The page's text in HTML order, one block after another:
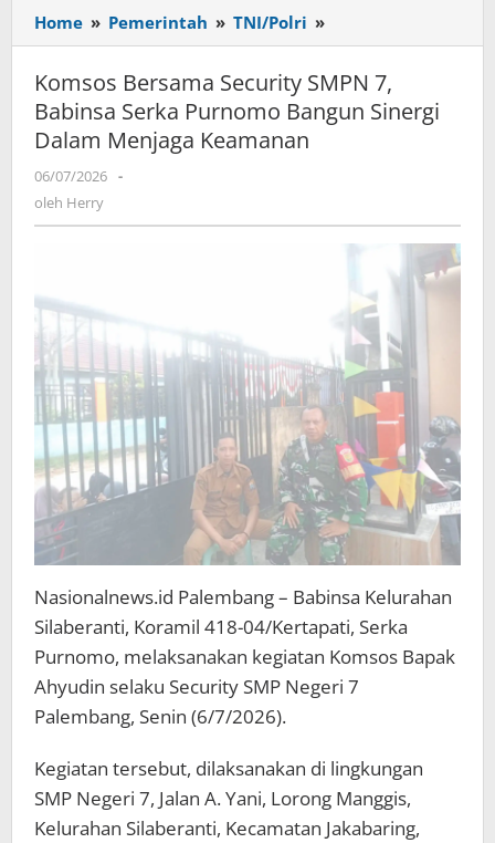
Home » Pemerintah » TNI/Polri »
Bersama
Security
SMPN
7,
Sinergi
Menjaga
Keamanan
Komsos Bersama Security SMPN 7,
Babinsa Serka Purnomo Bangun Sinergi
Dalam Menjaga Keamanan
06/07/2026 oleh
-
oleh Herry
Nasionalnews.id Palembang – Babinsa Kelurahan
Silaberanti, Koramil 418-04/Kertapati, Serka
Purnomo, melaksanakan kegiatan Komsos Bapak
Ahyudin selaku Security SMP Negeri 7
Palembang, Senin (6/7/2026).
Kegiatan tersebut, dilaksanakan di lingkungan
SMP Negeri 7, Jalan A. Yani, Lorong Manggis,
Kelurahan Silaberanti, Kecamatan Jakabaring,